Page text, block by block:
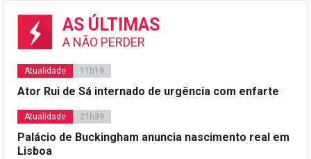
AS ÚLTIMAS
A NÃO PERDER
Atualidade 11h19
Ator Rui de Sá internado de urgência com enfarte
Atualidade 21h39
Palácio de Buckingham anuncia nascimento real em
Lisboa